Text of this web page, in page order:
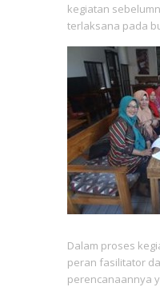
kegiatan
terlaksana pada
Dalam proses
peran fasilitator
perencanaannya